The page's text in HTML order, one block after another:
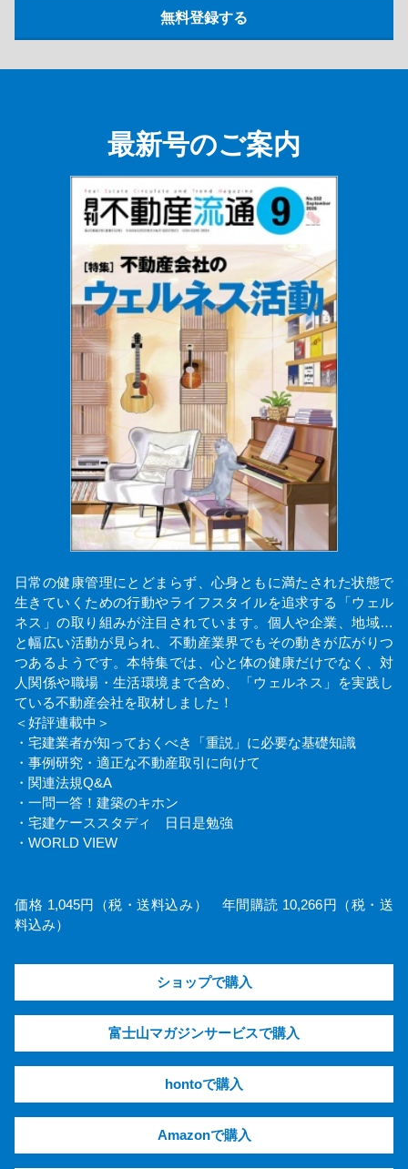
最新号のご案内
日常の健康管理にとどまらず、心身ともに満たされた状態で
生きていくための行動やライフスタイルを追求する「ウェル
ネス」の取り組みが注目されています。個人や企業、地域…
と幅広い活動が見られ、不動産業界でもその動きが広がりつ
つあるようです。本特集では、心と体の健康だけでなく、対
人関係や職場・生活環境まで含め、「ウェルネス」を実践し
ている不動産会社を取材しました！
＜好評連載中＞
・宅建業者が知っておくべき「重説」に必要な基礎知識
・事例研究・適正な不動産取引に向けて
・関連法規Q&A
・一問一答！建築のキホン
・宅建ケーススタディ 日日是勉強
・WORLD VIEW
価格 1,045円（税・送料込み） 年間購読 10,266円（税・送
料込み）
ショップで購入
富士山マガジンサービスで購入
hontoで購入
Amazonで購入